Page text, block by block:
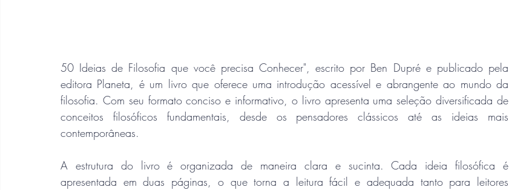
50 Ideias de Filosofia que você precisa Conhecer", escrito por Ben Dupré e publicado pela
editora Planeta, é um livro que oferece uma introdução acessível e abrangente ao mundo da
filosofia. Com seu formato conciso e informativo, o livro apresenta uma seleção diversificada de
conceitos filosóficos fundamentais, desde os pensadores clássicos até as ideias mais
contemporâneas.
A estrutura do livro é organizada de maneira clara e sucinta. Cada ideia filosófica é
apresentada em duas páginas, o que torna a leitura fácil e adequada tanto para leitores